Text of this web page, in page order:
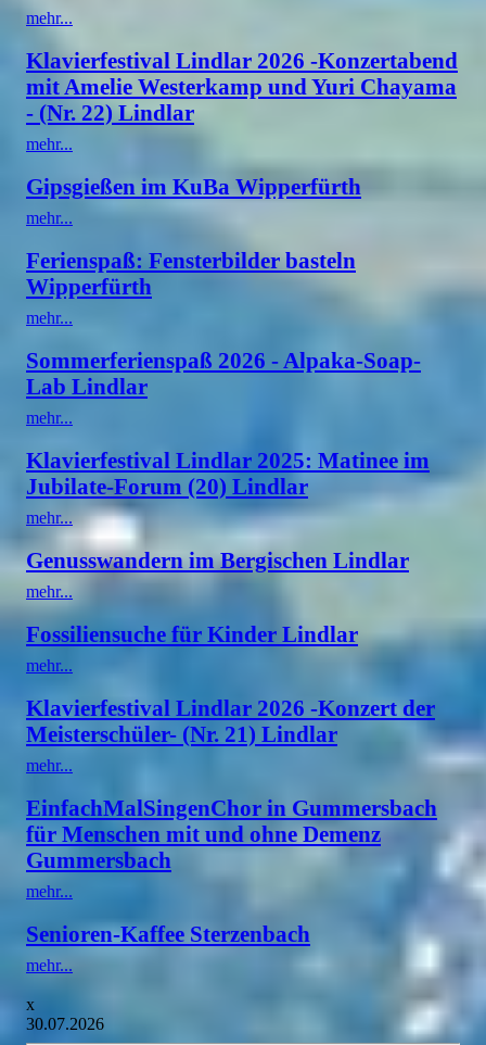
mehr...
Klavierfestival Lindlar 2026 -Konzertabend
mit Amelie Westerkamp und Yuri Chayama
- (Nr. 22) Lindlar
mehr...
Gipsgießen im KuBa Wipperfürth
mehr...
Ferienspaß: Fensterbilder basteln
Wipperfürth
mehr...
Sommerferienspaß 2026 - Alpaka-Soap-
Lab Lindlar
mehr...
Klavierfestival Lindlar 2025: Matinee im
Jubilate-Forum (20) Lindlar
mehr...
Genusswandern im Bergischen Lindlar
mehr...
Fossiliensuche für Kinder Lindlar
mehr...
Klavierfestival Lindlar 2026 -Konzert der
Meisterschüler- (Nr. 21) Lindlar
mehr...
EinfachMalSingenChor in Gummersbach
für Menschen mit und ohne Demenz
Gummersbach
mehr...
Senioren-Kaffee Sterzenbach
mehr...
x
30.07.2026